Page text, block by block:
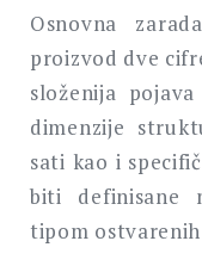
Osnovna
proizvod dve
složenija
dimenzije
sati kao i
biti definisane
tipom